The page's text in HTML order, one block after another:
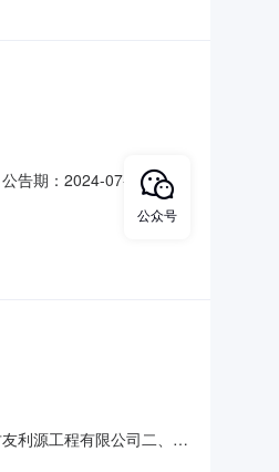
告期：2024-07-01至
理部门负责受理采购投
62
利源工程有限公司二、公
公众号